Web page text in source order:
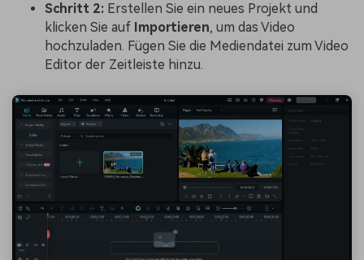
Schritt 2: Erstellen Sie ein neues Projekt und
klicken Sie auf Importieren, um das Video
hochzuladen. Fügen Sie die Mediendatei zum Video
Editor der Zeitleiste hinzu.